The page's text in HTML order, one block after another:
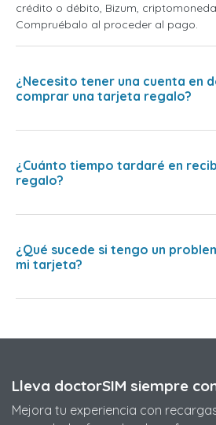
crédito o débito, Bizum,
Compruébalo al proceder al pago.
¿Necesito tener una cuenta en
comprar una tarjeta regalo?
¿Cuánto tiempo tardaré en
regalo?
¿Qué sucede si tengo un
mi tarjeta?
Lleva doctorSIM siempre
Mejora tu experiencia con